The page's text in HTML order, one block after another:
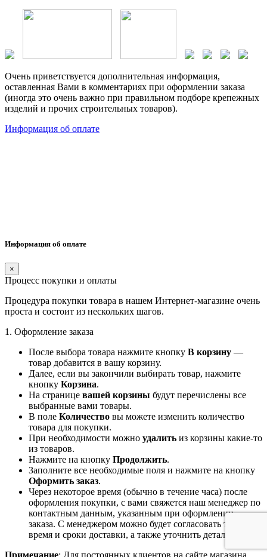
Очень приветствуется дополнительная информация,
оставленная Вами в комментариях при оформлении заказа
(иногда это очень важно при правильном подборе крепежных
изделий и прочих строительных товаров).
Информация об оплате
Информация об оплате
×
Процесс покупки и оплаты
Процедура покупки товара в нашем Интернет-магазине очень
проста и состоит из нескольких шагов.
1. Оформление заказа
После выбора товара нажмите кнопку В корзину —
товар добавится в вашу корзину.
Далее, если вы закончили выбирать товар, нажмите
кнопку Корзина.
На странице вашей корзины будут перечислены все
выбранные вами товары.
В поле Количество вы можете изменить количество
товара для покупки.
При необходимости можно удалить из корзины какие-то
из товаров.
Нажмите на кнопку Продолжить.
Заполните все необходимые поля и нажмите на кнопку
Оформить заказ.
Через некоторое время (обычно в течение часа) после
оформления покупки, с вами свяжется наш менеджер по
контактным данным, указанным при оформлении
заказа. С менеджером можно будет согласовать точное
время и сроки доставки, а также уточнить детали.
Примечание: Для постоянных клиентов на сайте магазина